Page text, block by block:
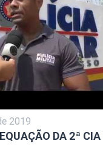
2019
DA 2ª